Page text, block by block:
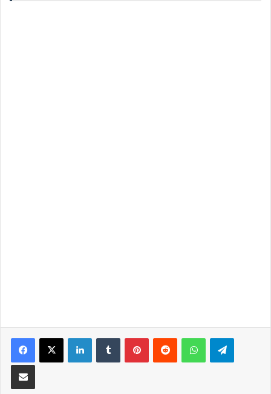
LinkedInTumblrPinterestReddit WhatsApp
Partilhar Via Email